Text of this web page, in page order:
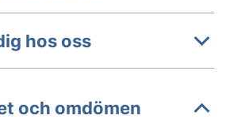
hos oss
och omdömen